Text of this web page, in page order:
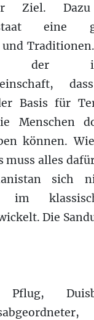
Ziel.
eine
und
der
Basis für
Menschen
können.
muss alles
sich
im
Die
Pflug,